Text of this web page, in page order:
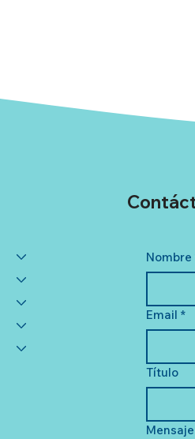
Nombre
Email *
Título
Mensaje